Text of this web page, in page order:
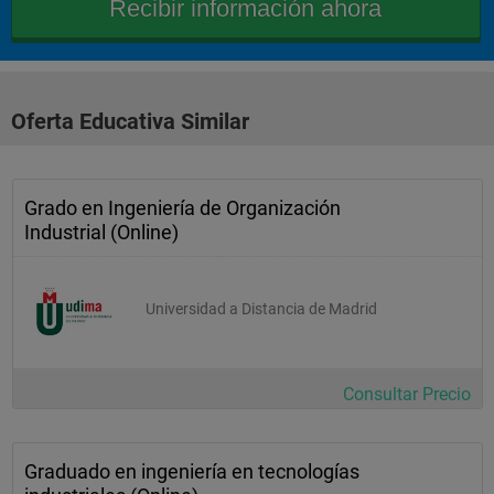
Oferta Educativa Similar
Grado en Ingeniería de Organización
Industrial (Online)
Universidad a Distancia de Madrid
Consultar Precio
Graduado en ingeniería en tecnologías